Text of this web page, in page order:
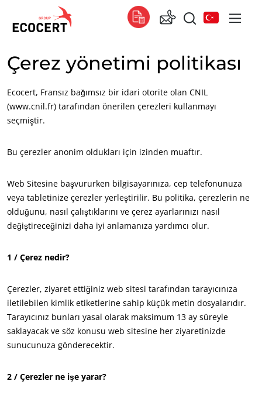
HIZMETLERIMIZ
Eğitim
Danışmanlık
Küresel
Global (İngilizce)
Global
Afrika
Tunus (Fransızca)
Asya
Hindistan
Çin (Çince)
Amerika
Amerika Birleşik (İngilizce)
Çerez yönetimi politikası
Ecocert, Fransız bağımsız bir idari otorite olan CNIL
(www.cnil.fr) tarafından önerilen çerezleri kullanmayı
seçmiştir.
Bu çerezler anonim oldukları için izinden muaftır.
Web Sitesine başvururken bilgisayarınıza, cep telefonunuza
veya tabletinize çerezler yerleştirilir. Bu politika, çerezlerin ne
olduğunu, nasıl çalıştıklarını ve çerez ayarlarınızı nasıl
değiştireceğinizi daha iyi anlamanıza yardımcı olur.
1 / Çerez nedir?
Çerezler, ziyaret ettiğiniz web sitesi tarafından tarayıcınıza
iletilebilen kimlik etiketlerine sahip küçük metin dosyalarıdır.
Tarayıcınız bunları yasal olarak maksimum 13 ay süreyle
saklayacak ve söz konusu web sitesine her ziyaretinizde
sunucunuza gönderecektir.
2 / Çerezler ne işe yarar?